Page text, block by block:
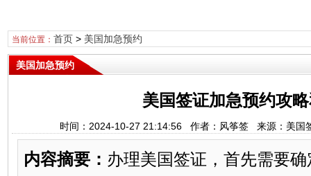
当前位置： 首页> 美国加急预约
美国加急预约
美国签证加急预约攻
时间：2024-10-27 21:14:56 作者：风筝签 来源：美国
内容摘要： 办理美国签证，首先需要